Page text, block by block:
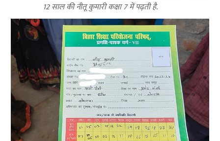
12 साल की नीतू कुमारी कक्षा 7 में पढ़ती है.